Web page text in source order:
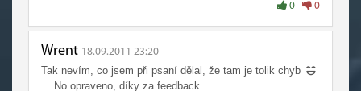
0 0
Wrent 18.09.2011 23:20
Tak nevím, co jsem při psaní dělal, že tam je tolik chyb
... No opraveno, díky za feedback.